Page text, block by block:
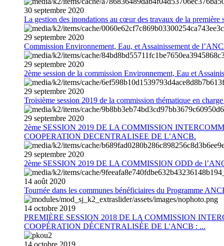
30 septembre 2020
La gestion des inondations au cœur des travaux de la première
29 septembre 2020
Commission Environnement, Eau, et Assainissement de
29 septembre 2020
2ème session de la commission Environnement, Eau et
29 septembre 2020
Troisième session 2019 de la commission thématique en
29 septembre 2020
2ème SESSION 2019 DE LA COMMISSION
COOPERATION DECENTRALISEE DE L’ANCB.
29 septembre 2020
2ème SESSION 2019 DE LA COMMISSION ODD de
14 août 2020
Tournée dans les communes bénéficiaires du Programme
14 octobre 2019
PREMIÈRE SESSION 2018 DE LA COMMISSION
COOPÉRATION DÉCENTRALISÉE DE L'ANCB : ...
14 octobre 2019